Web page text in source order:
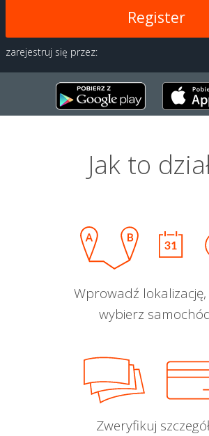
Register
zarejestruj się przez:
Jak to
Wprowadź lokalizację,
wybierz
Zweryfikuj